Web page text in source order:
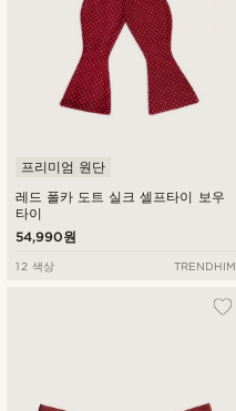
레드 폴카 도트 실크 셀프타이 보우
타이
프리미엄 원단
54,990원
12 색상 TRENDHIM